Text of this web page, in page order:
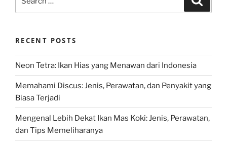
RECENT POSTS
Neon Tetra: Ikan Hias yang Menawan dari Indonesia
Memahami Discus: Jenis, Perawatan, dan Penyakit yang
Biasa Terjadi
Mengenal Lebih Dekat Ikan Mas Koki: Jenis, Perawatan,
dan Tips Memeliharanya